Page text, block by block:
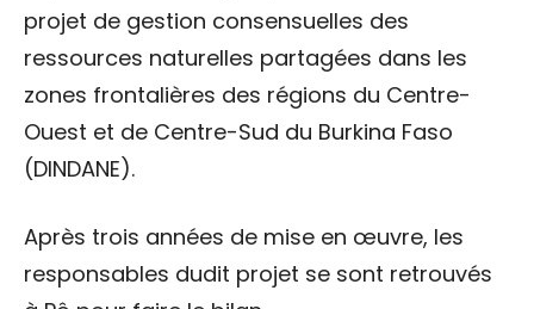
projet de gestion consensuelles des
ressources naturelles partagées dans les
zones frontalières des régions du Centre-
Ouest et de Centre-Sud du Burkina Faso
(DINDANE).
Après trois années de mise en œuvre, les
responsables dudit projet se sont retrouvés